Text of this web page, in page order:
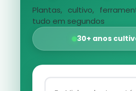
Plantas, cultivo,
tudo em segundos
30+ anos